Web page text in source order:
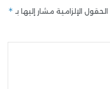
الحقول الإلزامية مشار إليها بـ *